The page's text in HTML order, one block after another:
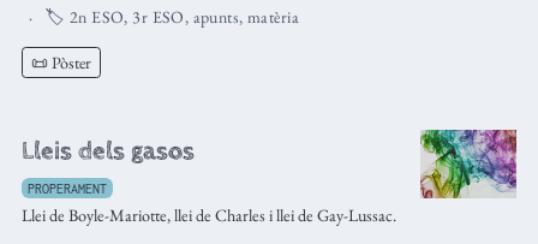
🏷️ 2n ESO, 3r ESO, apunts, matèria
📜 Pòster
Lleis dels gasos
PROPERAMENT
Llei de Boyle-Mariotte, llei de Charles i llei de Gay-Lussac.